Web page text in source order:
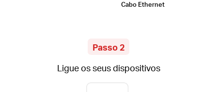
Cabo Ethernet
Passo 2
Ligue os seus dispositivos